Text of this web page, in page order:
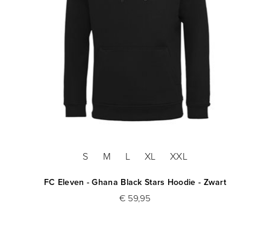
S M L XL XXL
FC Eleven - Ghana Black Stars Hoodie - Zwart
€ 59,95